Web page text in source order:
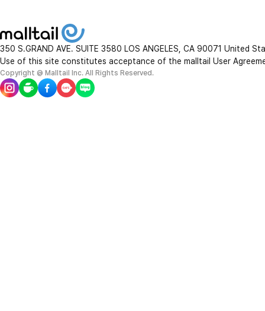
350 S.GRAND AVE. SUITE 3580 LOS ANGELES, CA 90071 United
Use of this site constitutes acceptance of the malltail User
Copyright @ Malltail Inc. All Rights Reserved.